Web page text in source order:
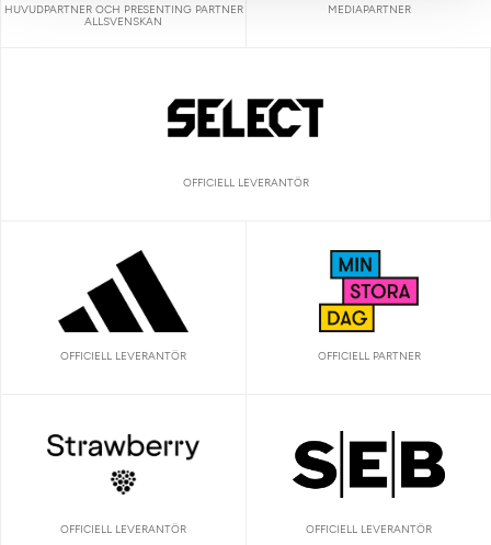
HUVUDPARTNER OCH PRESENTING PARTNER
ALLSVENSKAN
MEDIAPARTNER
OFFICIELL LEVERANTÖR
OFFICIELL LEVERANTÖR OFFICIELL PARTNER
OFFICIELL LEVERANTÖR OFFICIELL LEVERANTÖR